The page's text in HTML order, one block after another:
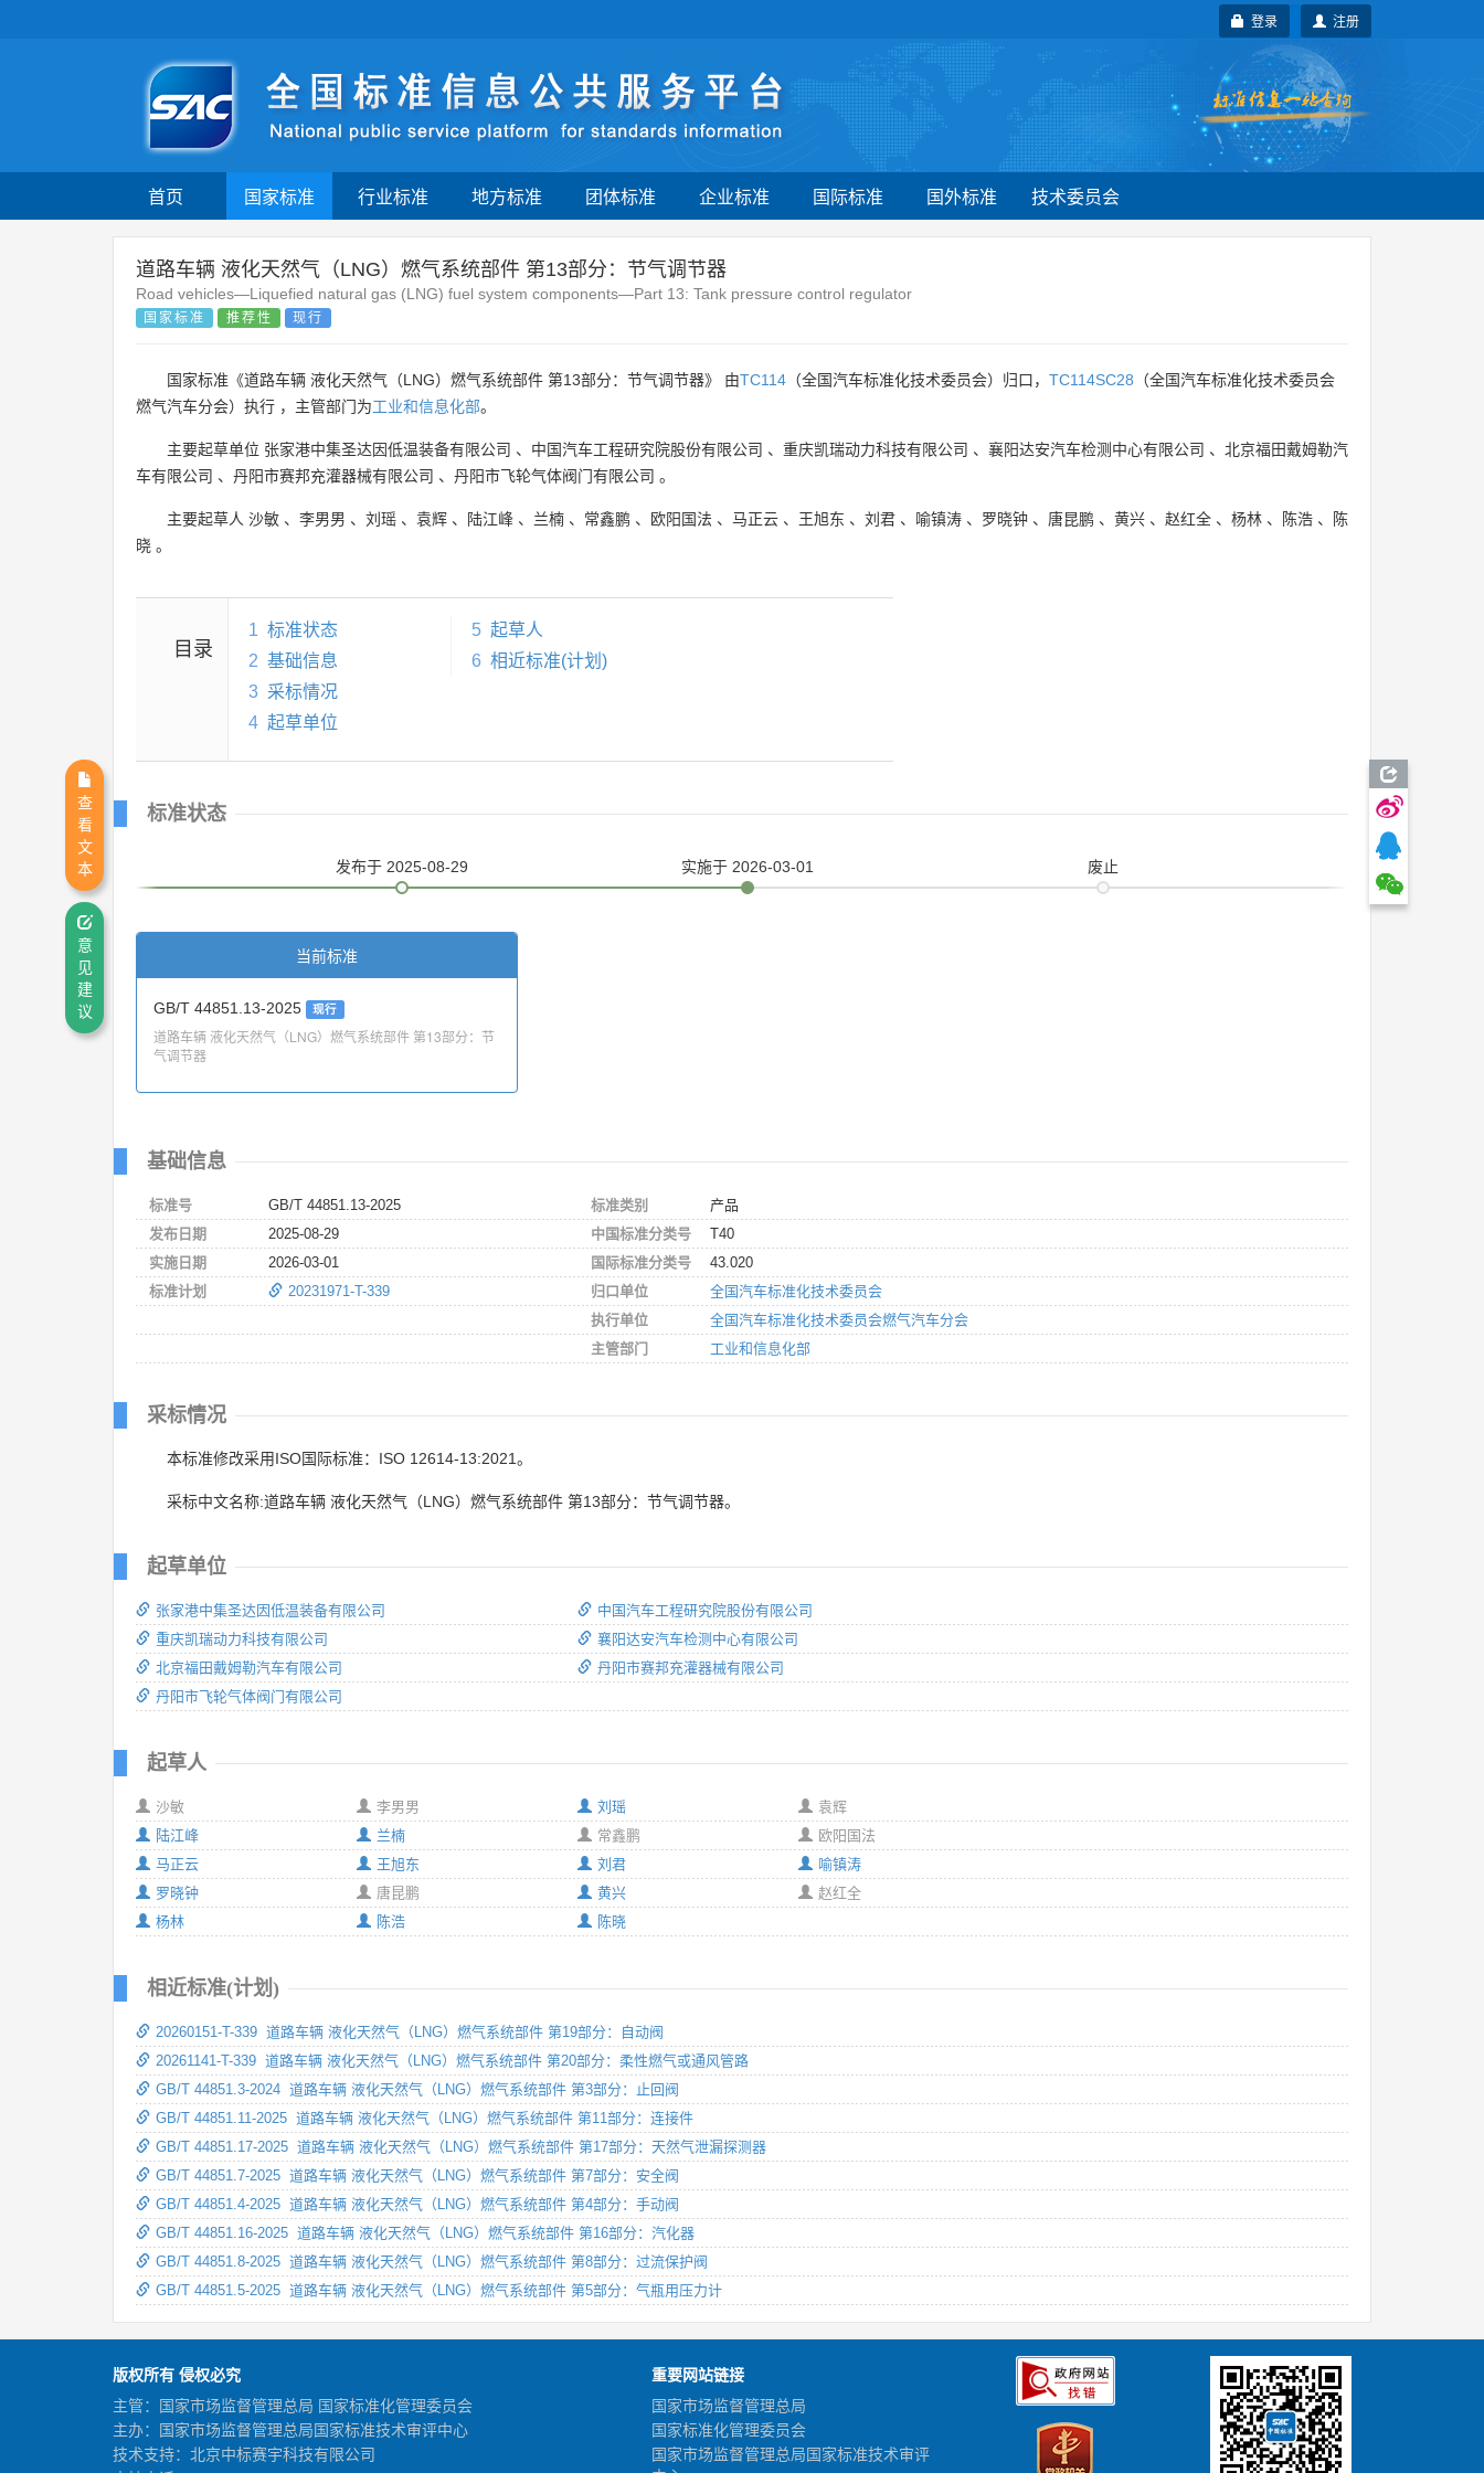
注册
登录
首页 国家标准 行业标准 地方标准 团体标准 企业标准 国际标准 国外标准 技术委员会
道路车辆 液化天然气（LNG）燃气系统部件 第13部分：节气调节器
Road vehicles—Liquefied natural gas (LNG) fuel system components—Part 13: Tank pressure control regulator
国家标准 推荐性 现行
国家标准《道路车辆 液化天然气（LNG）燃气系统部件 第13部分：节气调节器》 由TC114 （全国汽车标准化技术委员会）归口， TC114SC28 （全国汽车标准化技术委员会
燃气汽车分会）执行 ，主管部门为工业和信息化部。
主要起草单位 张家港中集圣达因低温装备有限公司 、 中国汽车工程研究院股份有限公司 、 重庆凯瑞动力科技有限公司 、 襄阳达安汽车检测中心有限公司 、 北京福田戴姆勒汽
车有限公司 、 丹阳市赛邦充灌器械有限公司 、 丹阳市飞轮气体阀门有限公司 。
主要起草人 沙敏 、 李男男 、 刘瑶 、 袁辉 、 陆江峰 、 兰楠 、 常鑫鹏 、 欧阳国法 、 马正云 、 王旭东 、 刘君 、 喻镇涛 、 罗晓钟 、 唐昆鹏 、 黄兴 、 赵红全 、 杨林 、 陈浩 、
陈
晓 。
目录
1 标准状态
2 基础信息
3 采标情况
4 起草单位
5 起草人
6 相近标准(计划)
标准状态
发布于 2025-08-29 实施于 2026-03-01 废止
当前标准
GB/T 44851.13-2025 现行
道路车辆 液化天然气（LNG）燃气系统部件 第13部分：节
气调节器
基础信息
标准号
GB/T 44851.13-2025
发布日期
2025-08-29
实施日期
2026-03-01
标准计划
20231971-T-339
标准类别
产品
中国标准分类号
T40
国际标准分类号
43.020
归口单位
全国汽车标准化技术委员会
执行单位
全国汽车标准化技术委员会燃气汽车分会
主管部门
工业和信息化部
采标情况
本标准修改采用ISO国际标准：ISO 12614-13:2021。
采标中文名称:道路车辆 液化天然气（LNG）燃气系统部件 第13部分：节气调节器。
起草单位
张家港中集圣达因低温装备有限公司
重庆凯瑞动力科技有限公司
北京福田戴姆勒汽车有限公司
丹阳市飞轮气体阀门有限公司
中国汽车工程研究院股份有限公司
襄阳达安汽车检测中心有限公司
丹阳市赛邦充灌器械有限公司
起草人
沙敏
李男男
陆江峰
兰楠
马正云
王旭东
罗晓钟
唐昆鹏
杨林
陈浩
刘瑶
袁辉
常鑫鹏
欧阳国法
刘君
喻镇涛
黄兴
赵红全
陈晓
相近标准(计划)
20260151-T-339 道路车辆 液化天然气（LNG）燃气系统部件 第19部分：自动阀
20261141-T-339 道路车辆 液化天然气（LNG）燃气系统部件 第20部分：柔性燃气或通风管路
GB/T 44851.3-2024 道路车辆 液化天然气（LNG）燃气系统部件 第3部分：止回阀
GB/T 44851.11-2025 道路车辆 液化天然气（LNG）燃气系统部件 第11部分：连接件
GB/T 44851.17-2025 道路车辆 液化天然气（LNG）燃气系统部件 第17部分：天然气泄漏探测器
GB/T 44851.7-2025 道路车辆 液化天然气（LNG）燃气系统部件 第7部分：安全阀
GB/T 44851.4-2025 道路车辆 液化天然气（LNG）燃气系统部件 第4部分：手动阀
GB/T 44851.16-2025 道路车辆 液化天然气（LNG）燃气系统部件 第16部分：汽化器
GB/T 44851.8-2025 道路车辆 液化天然气（LNG）燃气系统部件 第8部分：过流保护阀
GB/T 44851.5-2025 道路车辆 液化天然气（LNG）燃气系统部件 第5部分：气瓶用压力计
版权所有 侵权必究
主管：国家市场监督管理总局 国家标准化管理委员会
主办：国家市场监督管理总局国家标准技术审评中心
技术支持：北京中标赛宇科技有限公司
重要网站链接
国家市场监督管理总局
国家标准化管理委员会
国家市场监督管理总局国家标准技术审评
查
看
文
本
意
见
建
议